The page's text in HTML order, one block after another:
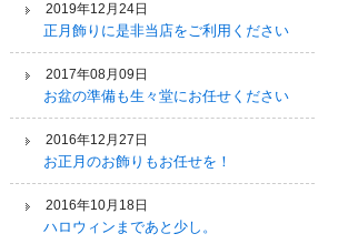
2019年12月24日
正月飾りに是非当店をご利用ください
2017年08月09日
お盆の準備も生々堂にお任せください
2016年12月27日
お正月のお飾りもお任せを！
2016年10月18日
ハロウィンまであと少し。